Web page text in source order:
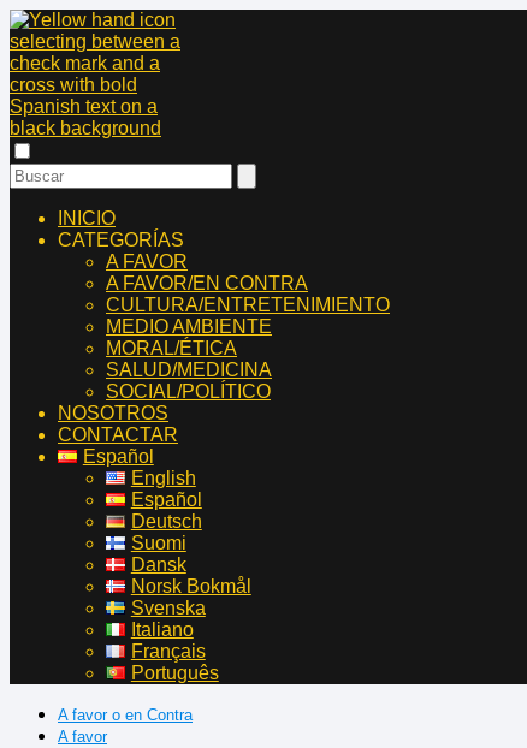
INICIO
CATEGORÍAS
A FAVOR
A FAVOR/EN CONTRA
CULTURA/ENTRETENIMIENTO
MEDIO AMBIENTE
MORAL/ÉTICA
SALUD/MEDICINA
SOCIAL/POLÍTICO
NOSOTROS
CONTACTAR
Español
English
Español
Deutsch
Suomi
Dansk
Norsk Bokmål
Svenska
Italiano
Français
Português
A favor o en Contra
A favor